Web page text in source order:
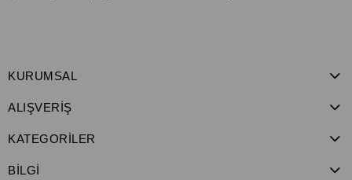
KURUMSAL
ALIŞVERİŞ
KATEGORİLER
BİLGİ